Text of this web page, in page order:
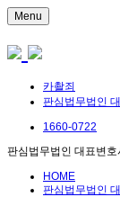
Menu
카촬죄
판심법무법인
1660-0722
판심법무법인 대표변호
HOME
판심법무법인